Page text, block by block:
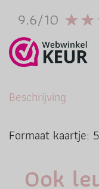
9.6/10
Beschrijving
Formaat kaartje:
Ook